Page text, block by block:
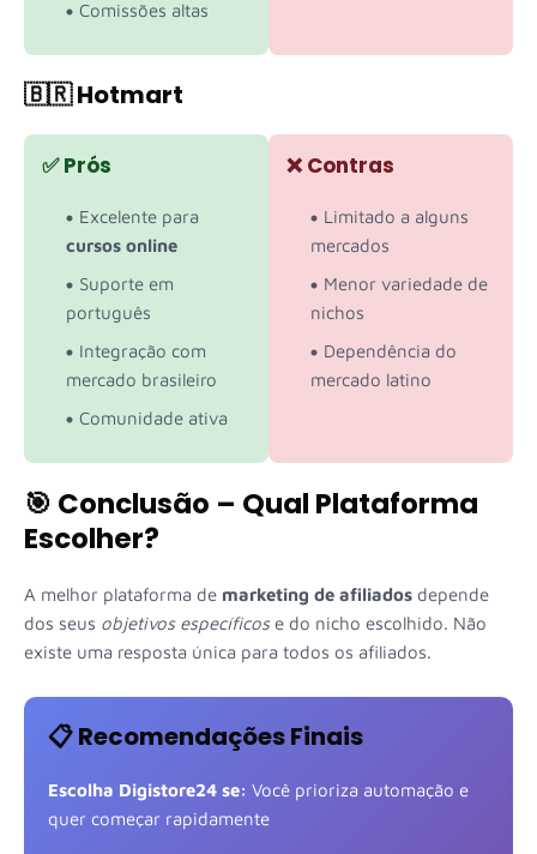
Comissões altas
🇧🇷 Hotmart
✅ Prós
Excelente para
cursos online
Suporte em
português
Integração com
mercado brasileiro
Comunidade ativa
❌ Contras
Limitado a alguns
mercados
Menor variedade de
nichos
Dependência do
mercado latino
🎯 Conclusão – Qual Plataforma
Escolher?
A melhor plataforma de marketing de afiliados depende
dos seus objetivos específicose do nicho escolhido. Não
existe uma resposta única para todos os afiliados.
📋 Recomendações Finais
Escolha Digistore24 se: Você prioriza automação e
quer começar rapidamente